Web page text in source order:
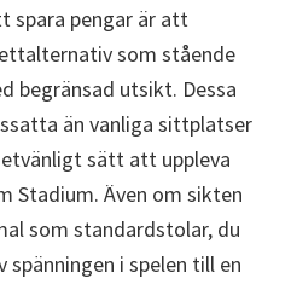
spara pengar är att
som stående
begränsad utsikt. Dessa
än vanliga sittplatser
sätt att uppleva
Stadium. Även om sikten
som standardstolar, du
i spelen till en